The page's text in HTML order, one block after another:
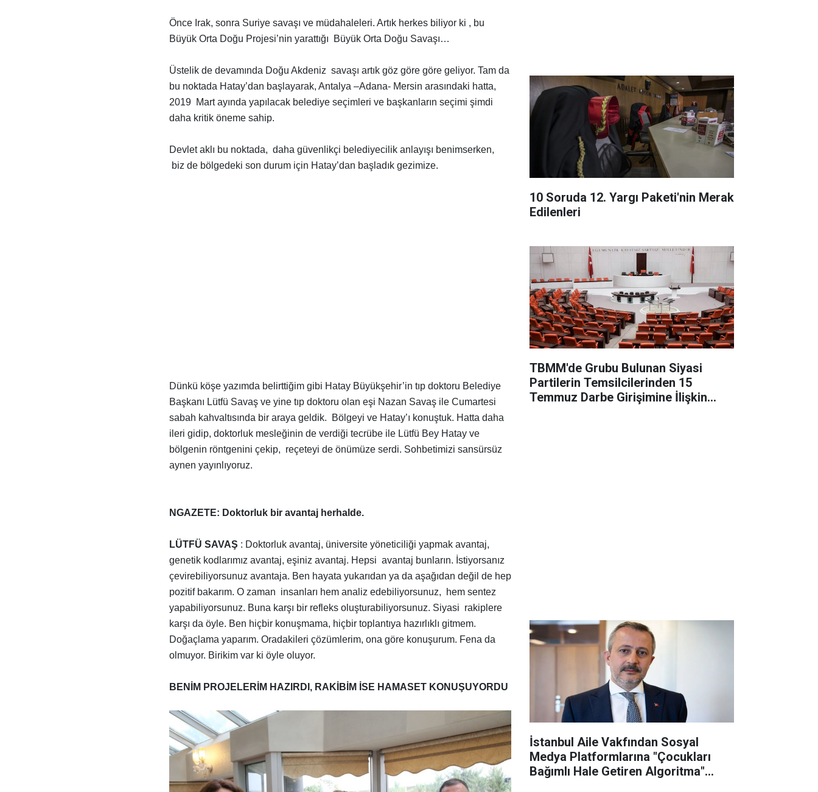
Önce Irak, sonra Suriye savaşı ve müdahaleleri. Artık herkes biliyor ki , bu
Büyük Orta Doğu Projesi’nin yarattığı Büyük Orta Doğu Savaşı…
Üstelik de devamında Doğu Akdeniz savaşı artık göz göre göre geliyor. Tam da
bu noktada Hatay’dan başlayarak, Antalya –Adana- Mersin arasındaki hatta,
2019 Mart ayında yapılacak belediye seçimleri ve başkanların seçimi şimdi
daha kritik öneme sahip.
Devlet aklı bu noktada, daha güvenlikçi belediyecilik anlayışı benimserken,
biz de bölgedeki son durum için Hatay’dan başladık gezimize.
Dünkü köşe yazımda belirttiğim gibi Hatay Büyükşehir’in tıp doktoru Belediye
Başkanı Lütfü Savaş ve yine tıp doktoru olan eşi Nazan Savaş ile Cumartesi
sabah kahvaltısında bir araya geldik. Bölgeyi ve Hatay’ı konuştuk. Hatta daha
ileri gidip, doktorluk mesleğinin de verdiği tecrübe ile Lütfü Bey Hatay ve
bölgenin röntgenini çekip, reçeteyi de önümüze serdi. Sohbetimizi sansürsüz
aynen yayınlıyoruz.
NGAZETE: Doktorluk bir avantaj herhalde.
LÜTFÜ SAVAŞ : Doktorluk avantaj, üniversite yöneticiliği yapmak avantaj,
genetik kodlarımız avantaj, eşiniz avantaj. Hepsi avantaj bunların. İstiyorsanız
çevirebiliyorsunuz avantaja. Ben hayata yukarıdan ya da aşağıdan değil de hep
pozitif bakarım. O zaman insanları hem analiz edebiliyorsunuz, hem sentez
yapabiliyorsunuz. Buna karşı bir refleks oluşturabiliyorsunuz. Siyasi rakiplere
karşı da öyle. Ben hiçbir konuşmama, hiçbir toplantıya hazırlıklı gitmem.
Doğaçlama yaparım. Oradakileri çözümlerim, ona göre konuşurum. Fena da
olmuyor. Birikim var ki öyle oluyor.
BENİM PROJELERİM HAZIRDI, RAKİBİM İSE HAMASET KONUŞUYORDU
10 Soruda 12. Yargı Paketi'nin Merak
Edilenleri
TBMM'de Grubu Bulunan Siyasi
Partilerin Temsilcilerinden 15
Temmuz Darbe Girişimine İlişkin
İstanbul Aile Vakfından Sosyal
Medya Platformlarına "Çocukları
Bağımlı Hale Getiren Algoritma"